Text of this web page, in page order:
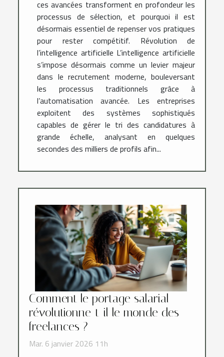
ces avancées transforment en profondeur les
processus de sélection, et pourquoi il est
désormais essentiel de repenser vos pratiques
pour rester compétitif. Révolution de
l’intelligence artificielle L’intelligence artificielle
s’impose désormais comme un levier majeur
dans le recrutement moderne, bouleversant
les processus traditionnels grâce à
l’automatisation avancée. Les entreprises
exploitent des systèmes sophistiqués
capables de gérer le tri des candidatures à
grande échelle, analysant en quelques
secondes des milliers de profils afin...
Comment le portage salarial
révolutionne-t-il le monde des
freelances ?
Mar. 6 janvier 2026 11h